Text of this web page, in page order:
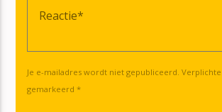
Je e-mailadres wordt niet gepubliceerd.
gemarkeerd *